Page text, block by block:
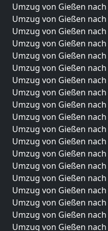
Umzug von Gießen
Umzug von Gießen
Umzug von Gießen
Umzug von Gießen
Umzug von Gießen
Umzug von Gießen
Umzug von Gießen
Umzug von Gießen
Umzug von Gießen
Umzug von Gießen
Umzug von Gießen
Umzug von Gießen
Umzug von Gießen
Umzug von Gießen
Umzug von Gießen
Umzug von Gießen
Umzug von Gießen
Umzug von Gießen
Umzug von Gießen